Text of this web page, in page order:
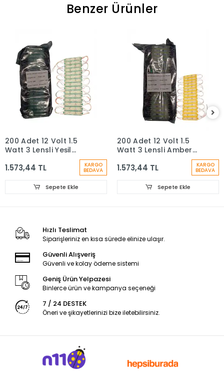
Benzer Ürünler
200 Adet 12 Volt 1.5
Watt 3 Lensli Yeşil
2835 SMD Led Modül
IP65 Modül1 Paket
1.573,44 TL KARGO
BEDAVA
Sepete Ekle
200 Adet 12 Volt 1.5
Watt 3 Lensli Amber
2835 SMD Led Modül
IP65 Modül 1Paket
1.573,44 TL KARGO
BEDAVA
Sepete Ekle
Hızlı Teslimat
Siparişleriniz en kısa sürede elinize ulaşır.
Güvenli Alışveriş
Güvenli ve kolay ödeme sistemi
Geniş Ürün Yelpazesi
Binlerce ürün ve kampanya seçeneği
7 / 24 DESTEK
Öneri ve şikayetlerinizi bize iletebilirsiniz.